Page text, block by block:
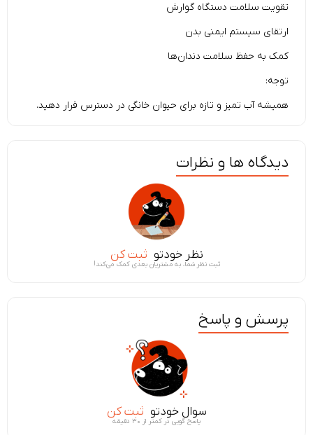
تقویت سلامت دستگاه گوارش
ارتقای سیستم ایمنی بدن
کمک به حفظ سلامت دندان‌ها
توجه:
همیشه آب تمیز و تازه برای حیوان خانگی در دسترس قرار دهید.
دیدگاه ها و نظرات
نظر خودتو ثبت کن
ثبت نظر شما، به مشتریان بعدی کمک می‌کند!
پرسش و پاسخ
سوال خودتو ثبت کن
پاسخ گویی در کمتر از ۳۰ دقیقه